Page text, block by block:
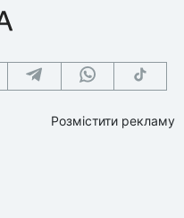
Розмістити рекламу